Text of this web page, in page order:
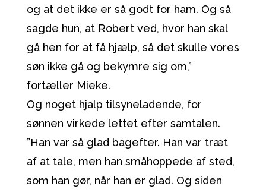
og at det ikke er så godt for ham. Og så
sagde hun, at Robert ved, hvor han skal
gå hen for at få hjælp, så det skulle vores
søn ikke gå og bekymre sig om,”
fortæller Mieke.
Og noget hjalp tilsyneladende, for
sønnen virkede lettet efter samtalen.
”Han var så glad bagefter. Han var træt
af at tale, men han småhoppede af sted,
som han gør, når han er glad. Og siden